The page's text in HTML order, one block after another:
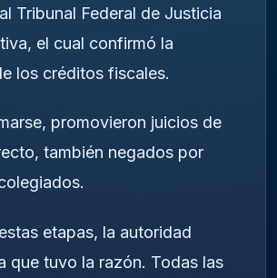
Tribunal Federal de Justicia
el cual confirmó la
los créditos fiscales.
promovieron juicios de
también negados por
etapas, la autoridad
que tuvo la razón. Todas las